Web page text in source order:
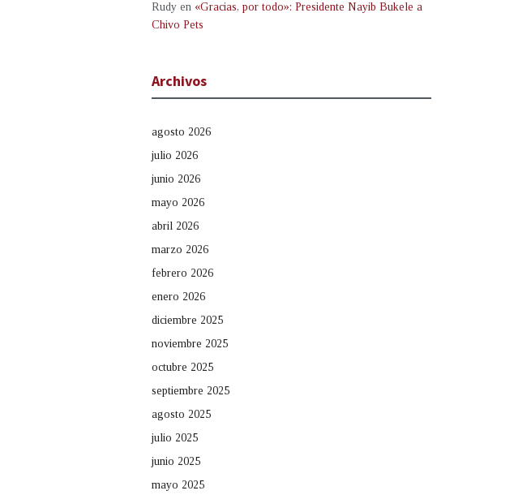
Rudy en «Gracias, por todo»: Presidente Nayib Bukele a
Chivo Pets
Archivos
agosto 2026
julio 2026
junio 2026
mayo 2026
abril 2026
marzo 2026
febrero 2026
enero 2026
diciembre 2025
noviembre 2025
octubre 2025
septiembre 2025
agosto 2025
julio 2025
junio 2025
mayo 2025